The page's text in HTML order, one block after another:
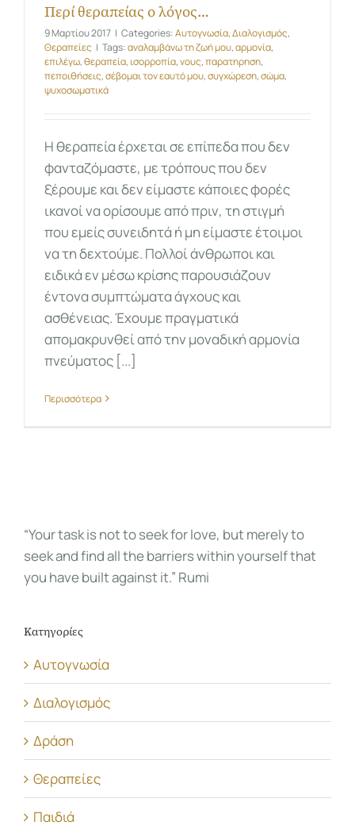
Περί θεραπείας ο λόγος…
9 Μαρτίου 2017 | Categories:Αυτογνωσία,Διαλογισμός,
Θεραπείες | Tags:αναλαμβάνω τη ζωή μου,αρμονία,
επιλέγω,θεραπεία, ισορροπία,νους,παρατηρηση,
πεποιθήσεις,σέβομαι τον εαυτό μου,συγχώρεση,σώμα,
ψυχοσωματικά
Η θεραπεία έρχεται σε επίπεδα που δεν
φανταζόμαστε, με τρόπους που δεν
ξέρουμε και δεν είμαστε κάποιες φορές
ικανοί να ορίσουμε από πριν, τη στιγμή
που εμείς συνειδητά ή μη είμαστε έτοιμοι
να τη δεχτούμε. Πολλοί άνθρωποι και
ειδικά εν μέσω κρίσης παρουσιάζουν
έντονα συμπτώματα άγχους και
ασθένειας. Έχουμε πραγματικά
απομακρυνθεί από την μοναδική αρμονία
πνεύματος [...]
Περισσότερα
“Your task is not to seek for love, but merely to
seek and find all the barriers within yourself that
you have built against it.” Rumi
Κατηγορίες
Αυτογνωσία
Διαλογισμός
Δράση
Θεραπείες
Παιδιά